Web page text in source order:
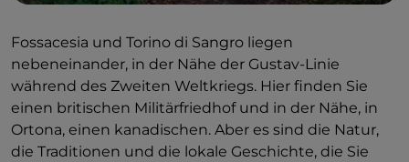
Fossacesia und Torino di Sangro liegen
nebeneinander, in der Nähe der Gustav-Linie
während des Zweiten Weltkriegs. Hier finden Sie
einen britischen Militärfriedhof und in der Nähe, in
Ortona, einen kanadischen. Aber es sind die Natur,
die Traditionen und die lokale Geschichte, die Sie